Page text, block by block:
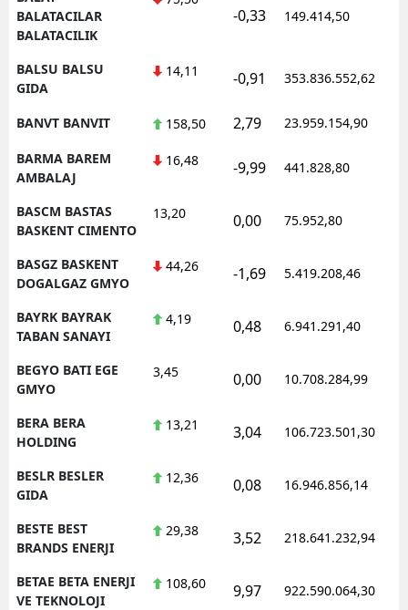
BALATACILAR
BALATACILIK
-0,33 149.414,50
BALSU BALSU
GIDA
14,11 -0,91 353.836.552,62
BANVT BANVIT 158,50 2,79 23.959.154,90
BARMA BAREM
AMBALAJ
16,48 -9,99 441.828,80
BASCM BASTAS
BASKENT CIMENTO
13,20 0,00 75.952,80
BASGZ BASKENT
DOGALGAZ GMYO
44,26 -1,69 5.419.208,46
BAYRK BAYRAK
TABAN SANAYI
4,19 0,48 6.941.291,40
BEGYO BATI EGE
GMYO
3,45 0,00 10.708.284,99
BERA BERA
HOLDING
13,21 3,04 106.723.501,30
BESLR BESLER
GIDA
12,36 0,08 16.946.856,14
BESTE BEST
BRANDS ENERJI
29,38 3,52 218.641.232,94
BETAE BETA ENERJI
VE TEKNOLOJI
108,60 9,97 922.590.064,30